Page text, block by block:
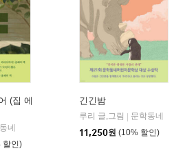
(집 에
네
할인)
긴긴밤
루리 글,그림
문학동네
11,250원 (10% 할인)